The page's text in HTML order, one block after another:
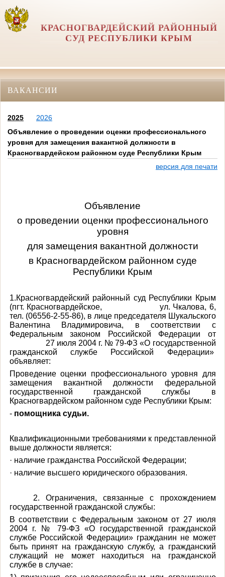
КРАСНОГВАРДЕЙСКИЙ РАЙОННЫЙ
СУД РЕСПУБЛИКИ КРЫМ
ВАКАНСИИ
2025
2026
Объявление о проведении оценки профессионального
уровня для замещения вакантной должности в
Красногвардейском районном суде Республики Крым
версия для печати
Объявление
о проведении оценки профессионального
уровня
для замещения вакантной должности
в Красногвардейском районном суде
Республики Крым
1.Красногвардейский районный суд Республики Крым
(пгт. Красногвардейское,
ул. Чкалова, 6,
тел. (06556-2-55-86), в лице председателя Шукальского
Валентина Владимировича, в соответствии с
Федеральным законом Российской Федерации от
27 июля 2004 г. № 79-ФЗ «О государственной
гражданской службе Российской Федерации»
объявляет:
Проведение оценки профессионального уровня для
замещения вакантной должности федеральной
государственной гражданской службы в
Красногвардейском районном суде Республики Крым:
- помощника судьи.
Квалификационными требованиями к представленной
выше должности является:
· наличие гражданства Российской Федерации;
· наличие высшего юридического образования.
2. Ограничения, связанные с прохождением
государственной гражданской службы:
В соответствии с Федеральным законом от 27 июля
2004 г. № 79-ФЗ «О государственной гражданской
службе Российской Федерации» гражданин не может
быть принят на гражданскую службу, а гражданский
служащий не может находиться на гражданской
службе в случае: